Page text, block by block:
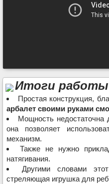
Итоги
Простая конструкция,
арбалет своими руками
Мощность недостаточна
она позволяет
механизм.
Также не нужно
натягивания.
Другими словами
стреляющая игрушка для